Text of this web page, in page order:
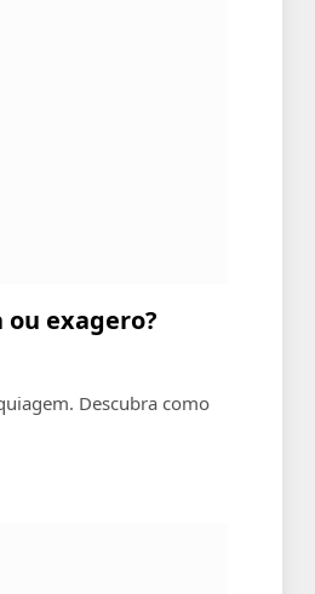
exagero?
Descubra como